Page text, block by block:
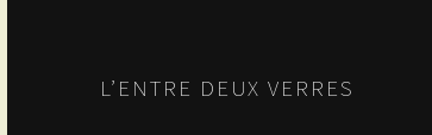
L’ENTRE DEUX VERRES